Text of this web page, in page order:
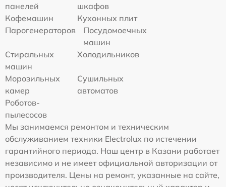
панелей
шкафов
Кофемашин
Кухонных плит
Парогенераторов
Посудомоечных
машин
Стиральных
машин
Холодильников
Морозильных
камер
Сушильных
автоматов
Роботов-
пылесосов
Мы занимаемся ремонтом и техническим
обслуживанием техники Electrolux по истечении
гарантийного периода. Наш центр в Казани работает
независимо и не имеет официальной авторизации от
производителя. Цены на ремонт, указанные на сайте,